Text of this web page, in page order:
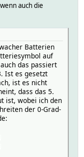
auch die
Batterien
auf
das passiert
Ist es gesetzt
ist es nicht
dass das 5.
ist, wobei ich den
der 0-Grad-